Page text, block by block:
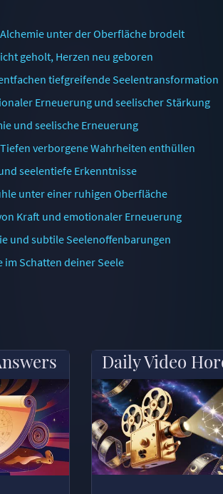
unter der Oberfläche brodelt
geholt, Herzen neu geboren
tiefgreifende Seelentransformation
Erneuerung und seelischer Stärkung
und seelische Erneuerung
verborgene Wahrheiten enthüllen
seelentiefe Erkenntnisse
unter einer ruhigen Oberfläche
Kraft und emotionaler Erneuerung
und subtile Seelenoffenbarungen
Schatten deiner Seele
Daily Video